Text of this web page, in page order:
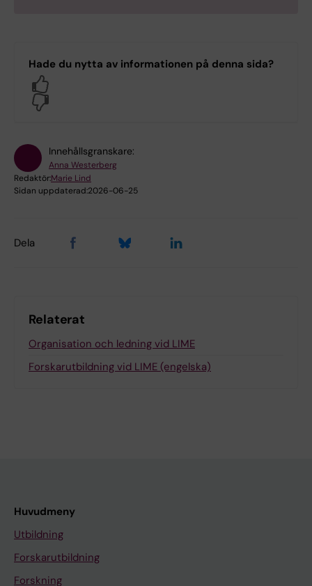
Hade du nytta av informationen på denna sida?
Innehållsgranskare:
Anna Westerberg
Redaktör:Marie Lind
Sidan uppdaterad:2026-06-25
Dela
Relaterat
Organisation och ledning vid LIME
Forskarutbildning vid LIME (engelska)
Huvudmeny
Utbildning
Forskarutbildning
Forskning